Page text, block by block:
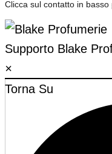
Clicca sul contatto in
Supporto Blake
×
Torna Su